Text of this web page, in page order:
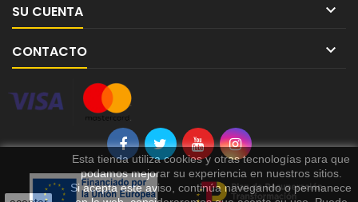
SU CUENTA 
CONTACTO 
Esta tienda utiliza cookies y otras tecnologías para que
podamos mejorar su experiencia en nuestros sitios.
Si acepta este aviso, continúa navegando o permanece